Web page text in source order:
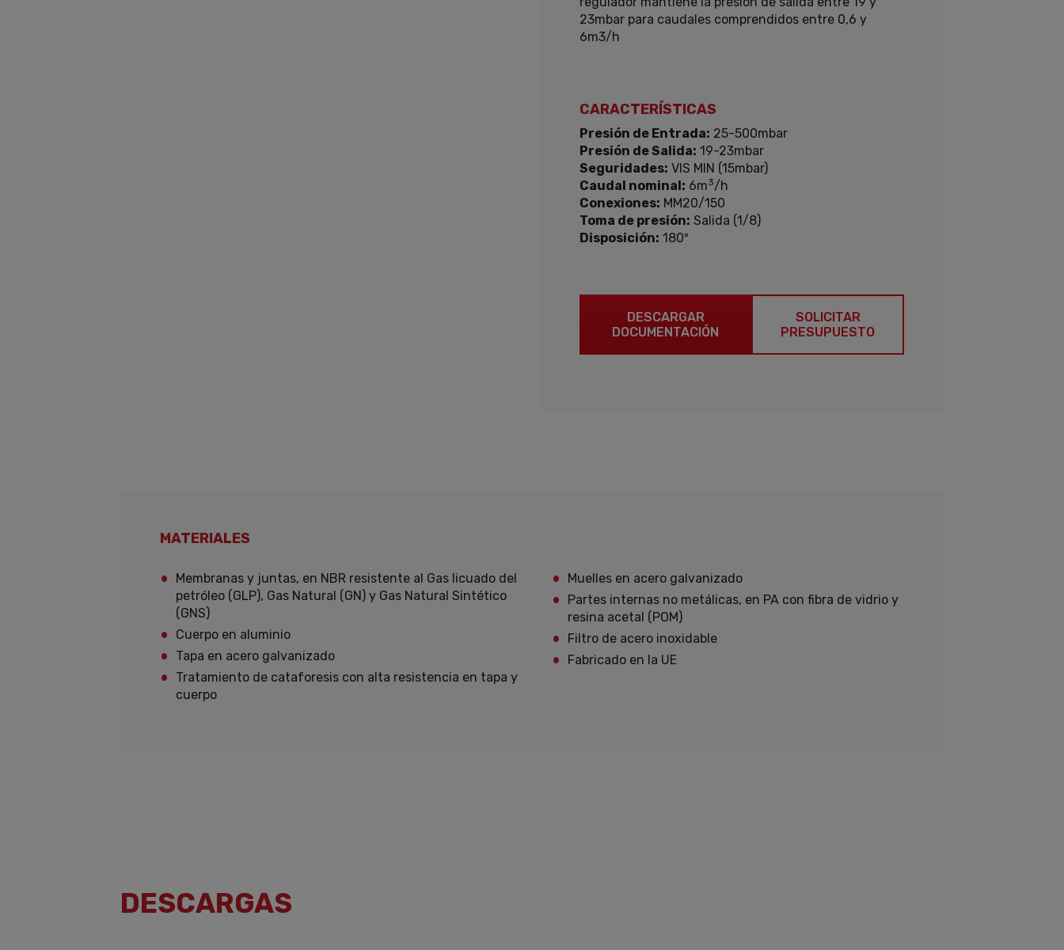
23mbar para caudales comprendidos entre 0,6 y
6m3/h
CARACTERÍSTICAS
Presión de Entrada: 25-500mbar
Presión de Salida: 19-23mbar
Seguridades: VIS MIN (15mbar)
Caudal nominal: 6m3/h
Conexiones: MM20/150
Toma de presión: Salida (1/8)
Disposición: 180º
DESCARGAR
DOCUMENTACIÓN
SOLICITAR
PRESUPUESTO
MATERIALES
Membranas y juntas, en NBR resistente al Gas licuado del
petróleo (GLP), Gas Natural (GN) y Gas Natural Sintético
(GNS)
Cuerpo en aluminio
Tapa en acero galvanizado
Tratamiento de cataforesis con alta resistencia en tapa y
cuerpo
Muelles en acero galvanizado
Partes internas no metálicas, en PA con fibra de vidrio y
resina acetal (POM)
Filtro de acero inoxidable
Fabricado en la UE
DESCARGAS